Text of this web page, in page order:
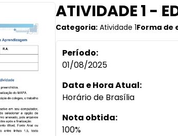
ATIVIDADE 1 -
Categoria: Atividade 1Forma de
Período:
01/08/2025
Data e Hora Atual:
Horário de Brasília
Nota obtida:
100%